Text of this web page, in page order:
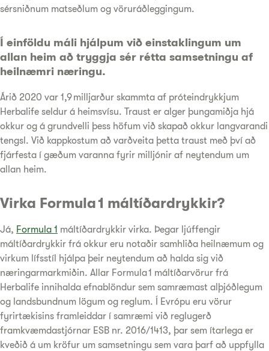
sérsniðnum matseðlum og vöruráðleggingum.
Í einföldu máli hjálpum við einstaklingum um
allan heim að tryggja sér rétta samsetningu af
heilnæmri næringu.
Árið 2020 var 1,9 milljarður skammta af próteindrykkjum
Herbalife seldur á heimsvísu. Traust er alger þungamiðja hjá
okkur og á grundvelli þess höfum við skapað okkur langvarandi
tengsl. Við kappkostum að varðveita þetta traust með því að
fjárfesta í gæðum varanna fyrir milljónir af neytendum um
allan heim.
Virka Formula 1 máltíðardrykkir?
Já, Formula 1 máltíðardrykkir virka. Þegar ljúffengir
máltíðardrykkir frá okkur eru notaðir samhliða heilnæmum og
virkum lífsstíl hjálpa þeir neytendum að halda sig við
næringarmarkmiðin. Allar Formula 1 máltíðarvörur frá
Herbalife innihalda efnablöndur sem samræmast alþjóðlegum
og landsbundnum lögum og reglum. Í Evrópu eru vörur
fyrirtækisins framleiddar í samræmi við reglugerð
framkvæmdastjórnar ESB nr. 2016/1413, þar sem ítarlega er
kveðið á um kröfur um samsetningu sem vara þarf að uppfylla